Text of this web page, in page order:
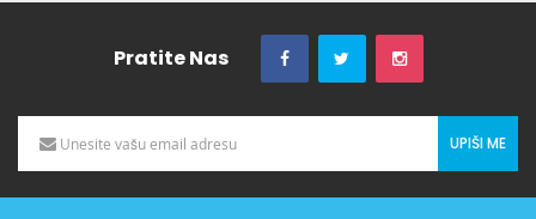
Pratite Nas
UPIŠI ME